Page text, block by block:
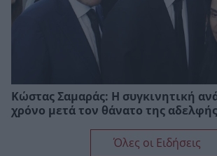
Κώστας Σαμαράς: Η συγκινητική
χρόνο μετά τον θάνατο της
Όλες οι Ειδήσεις